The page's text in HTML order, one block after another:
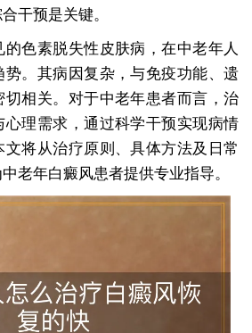
干预是关键。
色素脱失性皮肤病，在中老年人
势。其病因复杂，与免疫功能、遗
切相关。对于中老年患者而言，治
心理需求，通过科学干预实现病情
将从治疗原则、具体方法及日常
老年白癜风患者提供专业指导。